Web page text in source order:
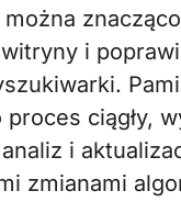
i
proces ciągły,
i
zmianami